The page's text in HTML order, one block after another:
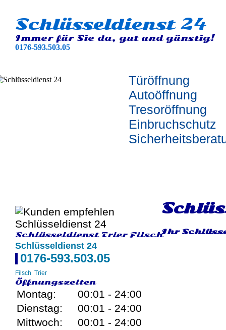
Schlüsseldienst 24
Immer für Sie da, gut und günstig!
0176-593.503.05
Türöffnung
Autoöffnung
Tresoröffnung
Einbruchschutz
Schlüsseldienst Trier Filsch
Schlüsseldienst 24
0176-593.503.05
Filsch Trier
Öffnungszeiten
Montag:
00:01 - 24:00
Dienstag:
00:01 - 24:00
Mittwoch:
00:01 - 24:00
Ihr